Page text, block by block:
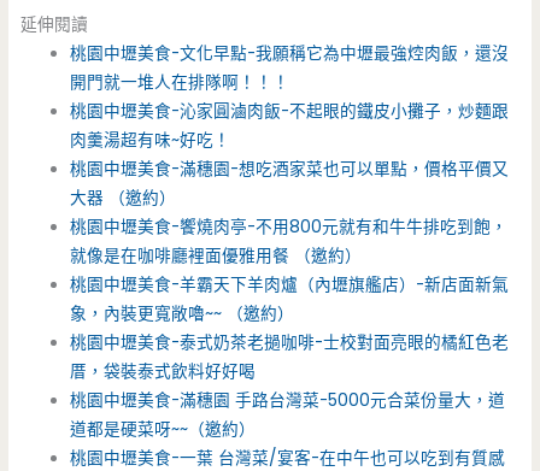
延伸閱讀
桃園中壢美食-文化早點-我願稱它為中壢最強焢肉飯，還沒
開門就一堆人在排隊啊！！！
桃園中壢美食-沁家圓滷肉飯-不起眼的鐵皮小攤子，炒麵跟
肉羹湯超有味~好吃！
桃園中壢美食-滿穗園-想吃酒家菜也可以單點，價格平價又
大器 （邀約）
桃園中壢美食-饗燒肉亭-不用800元就有和牛牛排吃到飽，
就像是在咖啡廳裡面優雅用餐 （邀約）
桃園中壢美食-羊霸天下羊肉爐（內壢旗艦店）-新店面新氣
象，內裝更寬敞嚕~~ （邀約）
桃園中壢美食-泰式奶茶老撾咖啡-士校對面亮眼的橘紅色老
厝，袋裝泰式飲料好好喝
桃園中壢美食-滿穗園 手路台灣菜-5000元合菜份量大，道
道都是硬菜呀~~（邀約）
桃園中壢美食-一葉 台灣菜/宴客-在中午也可以吃到有質感